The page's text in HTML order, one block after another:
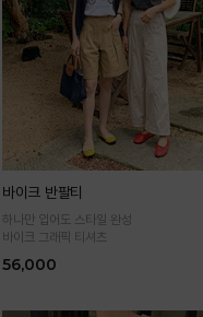
바이크 반팔티
하나만 입어도 스타일 완성
바이크 그래픽 티셔츠
56,000